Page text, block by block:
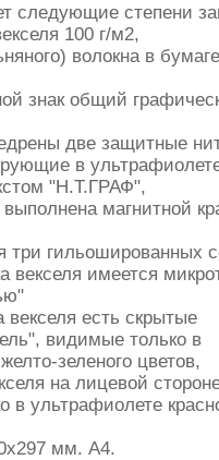
следующие степени
100 г/м2,
волокна в
знак общий
две защитные
в
"Н.Т.ГРАФ",
магнитной
три гильошированных
векселя имеется
векселя есть скрытые
видимые только в
зеленого цветов,
на лицевой
в ультрафиолете
мм. А4.